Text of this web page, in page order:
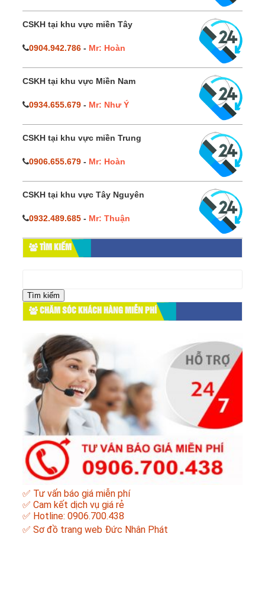
CSKH tại khu vực miền Tây
0904.942.786 - Mr: Hoàn
CSKH tại khu vực Miền Nam
0934.655.679 - Mr: Như Ý
CSKH tại khu vực miền Trung
0906.655.679 - Mr: Hoàn
CSKH tại khu vực Tây Nguyên
0932.489.685 - Mr: Thuận
TÌM KIẾM
cho:
CHĂM SÓC KHÁCH HÀNG MIỄN PHÍ
✅ Tư vấn báo giá miễn phí
✅ Cam kết dịch vụ giá rẻ
✅ Hotline: 0906.700.438
✅ Sơ đồ trang web Đức Nhân Phát